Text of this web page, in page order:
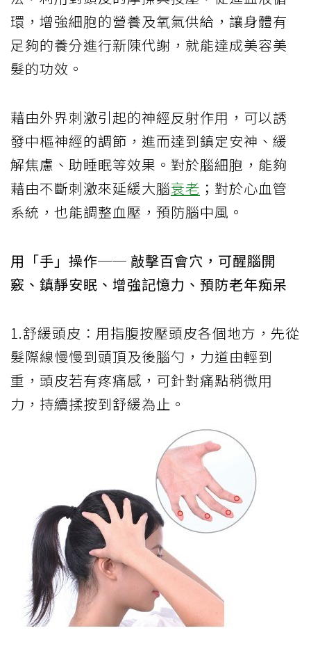
環，增強細胞的營養及氧氣供給，讓身體有
足夠的養分進行新陳代謝，就能達成美容美
髮的功效。
藉由外界刺激引起的神經反射作用，可以誘
發中樞神經的調節，進而達到鎮定安神、緩
解焦慮、助睡眠等效果。對於腦細胞，能夠
藉由不斷刺激來延緩大腦衰老 ；對於心血管
系統，也能調整血壓，預防腦中風。
用「手」操作── 敲擊百會穴，可醒腦開
竅、鎮靜安眠、增強記憶力、預防老年痴呆
1.舒緩頭皮：用指腹按壓頭皮各個地方，先從
髮際線慢慢到頭頂及後腦勺，力道由輕到
重，頭皮若有疼痛感，可針對痛點稍微用
力，持續揉按到舒緩為止。